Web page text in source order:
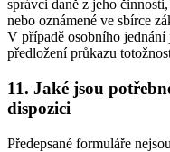
správci daně z jeho
nebo oznámené ve sbírce
V případě osobního jednání
předložení průkazu
11. Jaké jsou
dispozici
Předepsané formuláře